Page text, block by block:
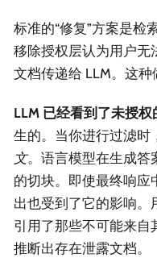
标准的“修复”方案是检
移除授权层认为用户无
文档传递给 LLM。这种
LLM 已经看到了未授权
生的。当你进行过滤时
文。语言模型在生成答
的切块。即使最终响应
出也受到了它的影响。
引用了那些不可能来自
推断出存在泄露文档。